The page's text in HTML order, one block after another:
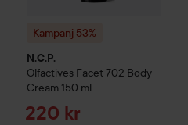
Kampanj 53%
N.C.P.
Olfactives Facet 702 Body
Cream 150 ml
Reapris
220 kr